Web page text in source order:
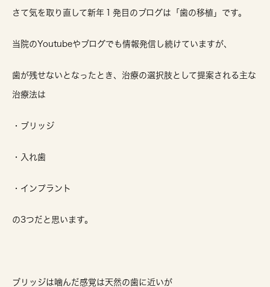
さて気を取り直して新年１発目のブログは「歯の移植」です。
当院のYoutubeやブログでも情報発信し続けていますが、
歯が残せないとなったとき、治療の選択肢として提案される主な
治療法は
・ブリッジ
・入れ歯
・インプラント
の3つだと思います。
ブリッジは噛んだ感覚は天然の歯に近いが